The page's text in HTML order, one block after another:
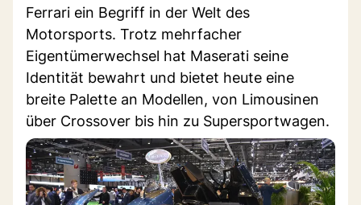
Ferrari ein Begriff in der Welt des
Motorsports. Trotz mehrfacher
Eigentümerwechsel hat Maserati seine
Identität bewahrt und bietet heute eine
breite Palette an Modellen, von Limousinen
über Crossover bis hin zu Supersportwagen.